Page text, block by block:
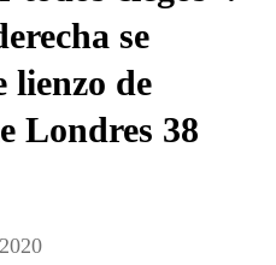
se
lienzo de
Londres 38